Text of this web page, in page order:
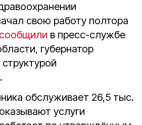
свою работу полтора
сообщили в пресс-службе
губернатор
обслуживает 26,5 тыс.
услуги